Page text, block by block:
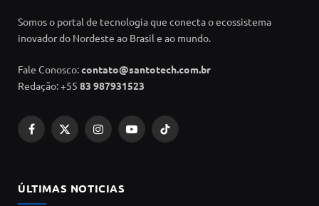
Somos o portal de tecnologia que conecta o ecossistema
inovador do Nordeste ao Brasil e ao mundo.
Fale Conosco:contato@santotech.com.br
Redação: +55 83 987931523
Facebook
X
InstagramYouTubeTikTok
ÚLTIMAS NOTICIAS